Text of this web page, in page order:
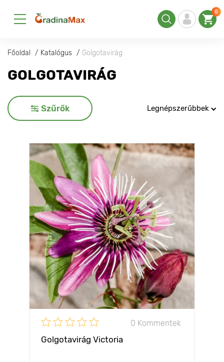
0
Főoldal Katalógus Golgotavirág
GOLGOTAVIRÁG
Szűrők Legnépszerűbbek
0 Kommentek
Golgotavirág Victoria